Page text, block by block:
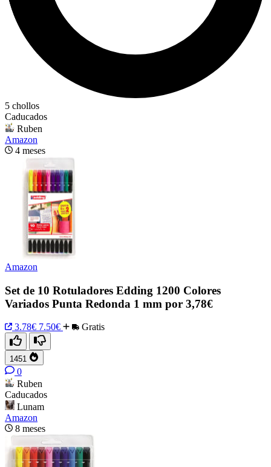
5 chollos
Caducados
Ruben
Amazon
4 meses
Amazon
Set de 10 Rotuladores Edding 1200 Colores
Variados Punta Redonda 1 mm por 3,78€
3.78€ 7.50€ Gratis
1451
0
Ruben
Caducados
Lunam
Amazon
8 meses